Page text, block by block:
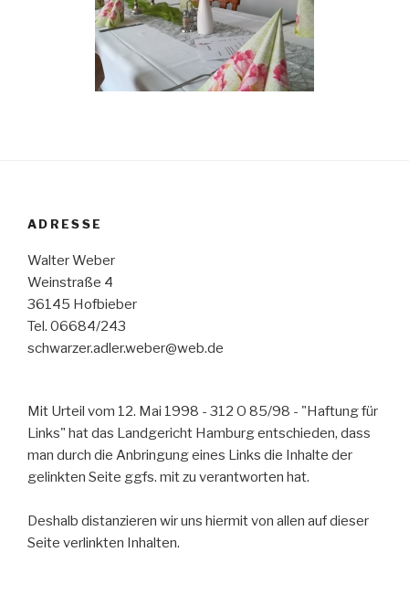
ADRESSE
Walter Weber
Weinstraße 4
36145 Hofbieber
Tel. 06684/243
schwarzer.adler.weber@web.de
Mit Urteil vom 12. Mai 1998 - 312 O 85/98 - "Haftung für
Links" hat das Landgericht Hamburg entschieden, dass
man durch die Anbringung eines Links die Inhalte der
gelinkten Seite ggfs. mit zu verantworten hat.
Deshalb distanzieren wir uns hiermit von allen auf dieser
Seite verlinkten Inhalten.